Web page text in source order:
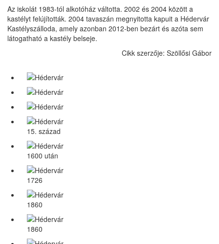
Az iskolát 1983-tól alkotóház váltotta. 2002 és 2004 között a
kastélyt felújították. 2004 tavaszán megnyitotta kapuit a Hédervár
Kastélyszálloda, amely azonban 2012-ben bezárt és azóta sem
látogatható a kastély belseje.
Cikk szerzője: Szöllősi Gábor
15. század
1600 után
1726
1860
1860